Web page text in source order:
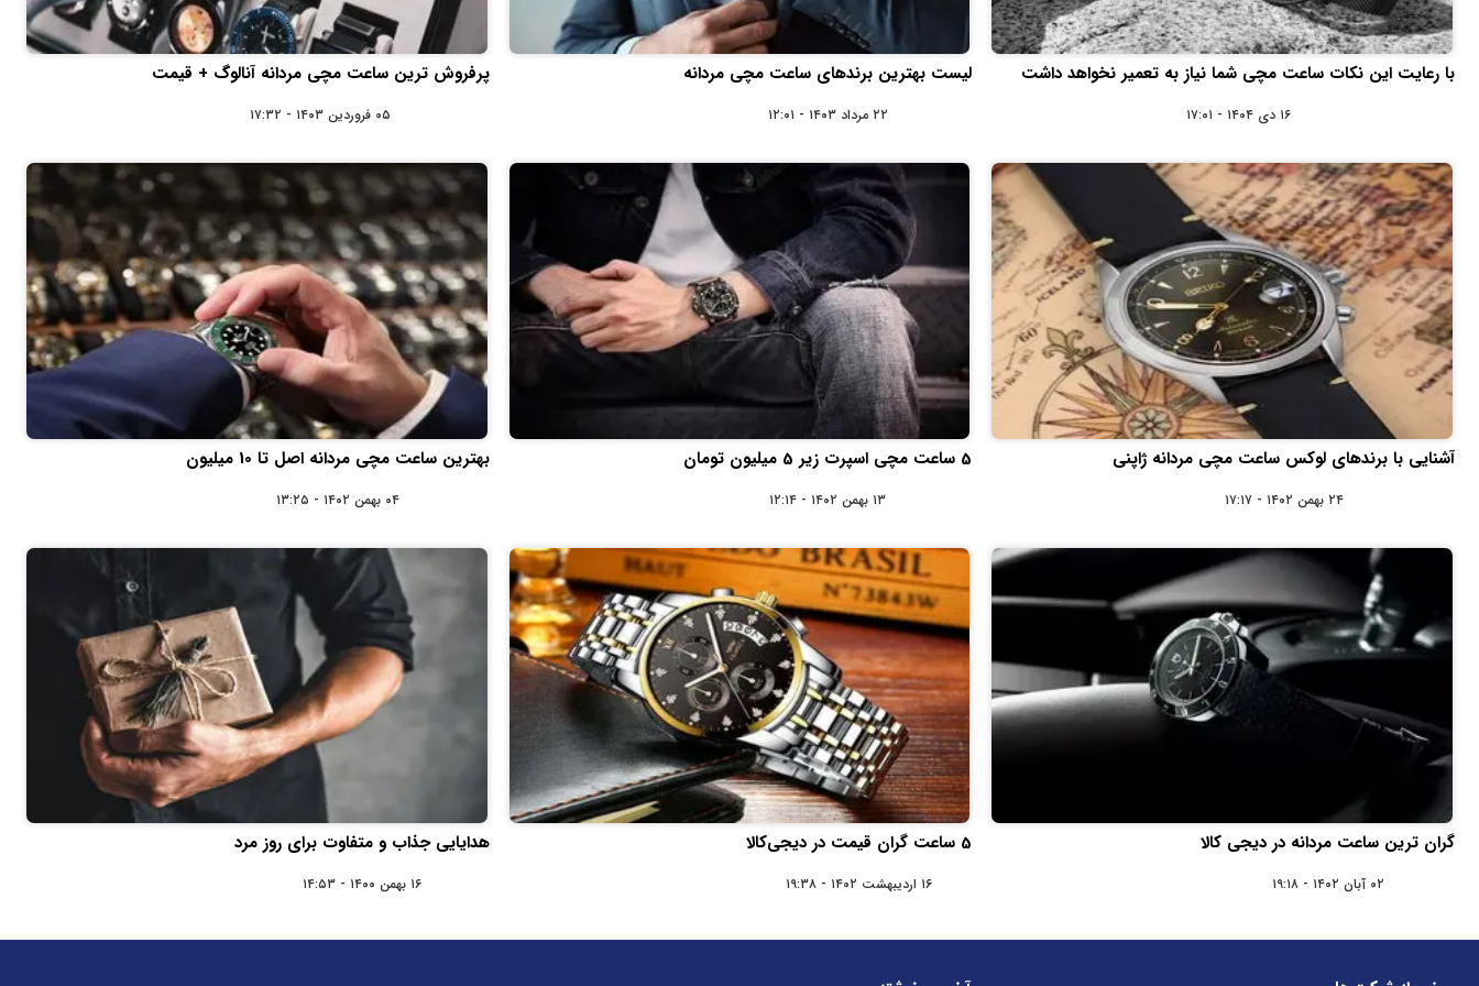
با رعایت این نکات ساعت مچی شما نیاز به تعمیر نخواهد داشت
۱۶ دی ۱۴۰۴ - ۱۷:۰۱
لیست بهترین برندهای ساعت مچی مردانه
۲۲ مرداد ۱۴۰۳ - ۱۲:۰۱
پرفروش ترین ساعت مچی مردانه آنالوگ + قیمت
۰۵ فروردین ۱۴۰۳ - ۱۷:۳۲
آشنایی با برندهای لوکس ساعت مچی مردانه ژاپنی
۲۴ بهمن ۱۴۰۲ - ۱۷:۱۷
5 ساعت مچی اسپرت زیر 5 میلیون تومان
۱۳ بهمن ۱۴۰۲ - ۱۲:۱۴
بهترین ساعت مچی مردانه اصل تا 10 میلیون
۰۴ بهمن ۱۴۰۲ - ۱۳:۲۵
گران ترین ساعت مردانه در دیجی کالا
۰۲ آبان ۱۴۰۲ - ۱۹:۱۸
5 ساعت گران قیمت در دیجی‌کالا
۱۶ اردیبهشت ۱۴۰۲ - ۱۹:۳۸
هدایایی جذاب و متفاوت برای روز مرد
۱۶ بهمن ۱۴۰۰ - ۱۴:۵۳